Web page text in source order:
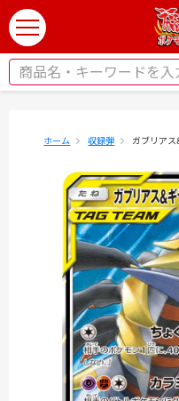
t
o
g
ホーム 収録弾 ガブリアス